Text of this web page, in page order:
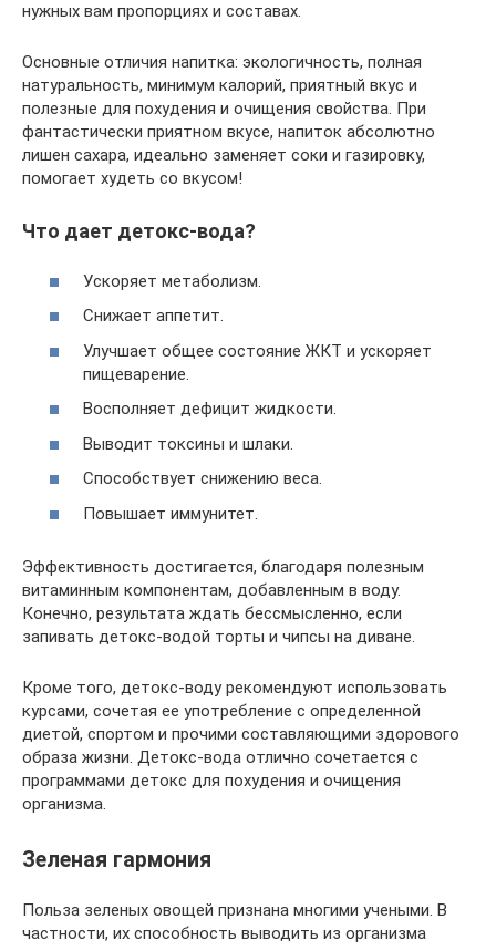
нужных вам пропорциях и составах.
Основные отличия напитка: экологичность, полная
натуральность, минимум калорий, приятный вкус и
полезные для похудения и очищения свойства. При
фантастически приятном вкусе, напиток абсолютно
лишен сахара, идеально заменяет соки и газировку,
помогает худеть со вкусом!
Что дает детокс-вода?
Ускоряет метаболизм.
Снижает аппетит.
Улучшает общее состояние ЖКТ и ускоряет
пищеварение.
Восполняет дефицит жидкости.
Выводит токсины и шлаки.
Способствует снижению веса.
Повышает иммунитет.
Эффективность достигается, благодаря полезным
витаминным компонентам, добавленным в воду.
Конечно, результата ждать бессмысленно, если
запивать детокс-водой торты и чипсы на диване.
Кроме того, детокс-воду рекомендуют использовать
курсами, сочетая ее употребление с определенной
диетой, спортом и прочими составляющими здорового
образа жизни. Детокс-вода отлично сочетается с
программами детокс для похудения и очищения
организма.
Зеленая гармония
Польза зеленых овощей признана многими учеными. В
частности, их способность выводить из организма